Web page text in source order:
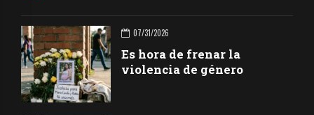
07/31/2026
Es hora de frenar la
violencia de género